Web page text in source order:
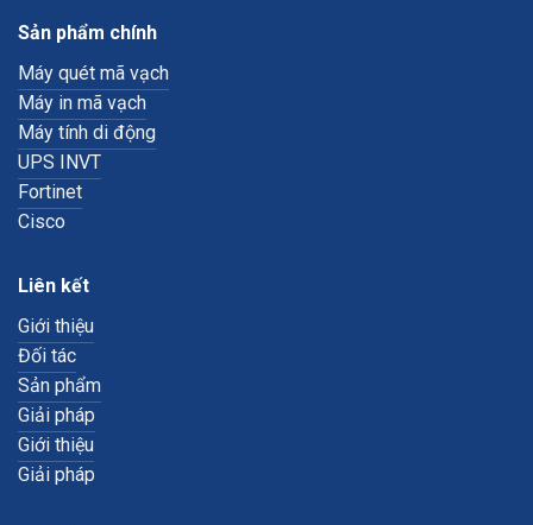
Sản phẩm chính
Máy quét mã vạch
Máy in mã vạch
Máy tính di động
UPS INVT
Fortinet
Cisco
Liên kết
Giới thiệu
Đối tác
Sản phẩm
Giải pháp
Giới thiệu
Giải pháp